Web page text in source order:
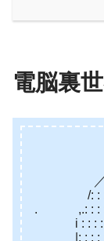
電脳裏
_. .-
. . :´/: :
／: : :/: :
/: : : : : : :
. ,.: : : : :. :.
i : : : : : : :
|: : : :